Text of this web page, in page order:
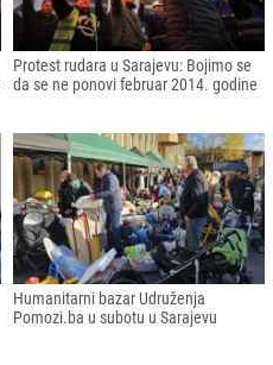
Protest rudara u Sarajevu: Bojimo se
da se ne ponovi februar 2014. godine
Humanitarni bazar Udruženja
Pomozi.ba u subotu u Sarajevu